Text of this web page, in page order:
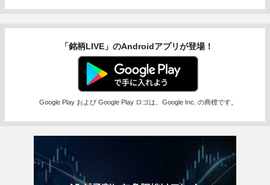
「銘柄LIVE」のAndroidアプリが登場！
Google Play および Google Play ロゴは、Google Inc. の商標です。